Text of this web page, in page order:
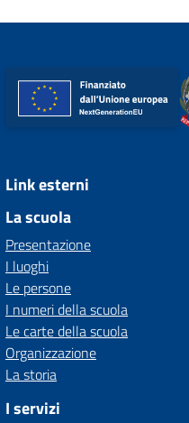
Link esterni
La scuola
Presentazione
I luoghi
Le persone
I numeri della scuola
Le carte della scuola
Organizzazione
La storia
I servizi